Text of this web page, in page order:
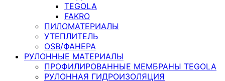
TEGOLA
FAKRO
ПИЛОМАТЕРИАЛЫ
УТЕПЛИТЕЛЬ
OSB/ФАНЕРА
РУЛОННЫЕ МАТЕРИАЛЫ
ПРОФИЛИРОВАННЫЕ МЕМБРАНЫ TEGOLA
РУЛОННАЯ ГИДРОИЗОЛЯЦИЯ